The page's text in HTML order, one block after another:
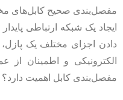
مفصل‌بندی صحیح کابل‌های
ایجاد یک شبکه ارتباطی
دادن اجزای مختلف یک
الکترونیکی و اطمینان از
مفصل‌بندی کابل اهمیت دارد؟